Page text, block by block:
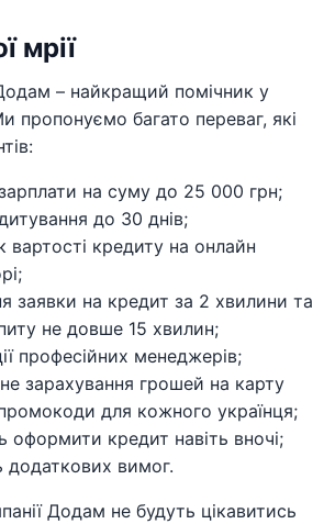
мрії
– найкращий помічник у
пропонуємо багато переваг, які
на суму до 25 000 грн;
до 30 днів;
вартості кредиту на онлайн
заявки на кредит за 2 хвилини та
не довше 15 хвилин;
професійних менеджерів;
зарахування грошей на карту
для кожного українця;
оформити кредит навіть вночі;
додаткових вимог.
Додам не будуть цікавитись